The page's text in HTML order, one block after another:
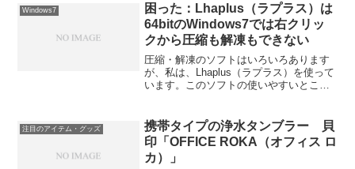
Windows7
困った：Lhaplus（ラプラス）は
64bitのWindows7では右クリッ
クから圧縮も解凍もできない
圧縮・解凍のソフトはいろいろあります
が、私は、Lhaplus（ラプラス）を使って
います。このソフトの使いやすいところ
32bitのWindows7だと問題ないのに、
64b...
注目のアイテム・グッズ
携帯タイプの浄水タンブラー 貝
印「OFFICE ROKA（オフィス ロ
カ）」